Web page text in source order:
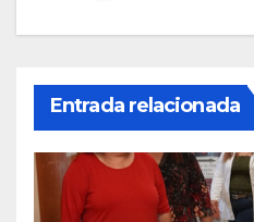
Entrada relacionada